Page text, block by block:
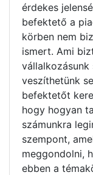
érdekes
befektető a
körben nem
ismert. Ami
vállalkozásunk
veszíthetünk
befektetőt
hogy hogyan
számunkra
szempont,
meggondolni,
ebben a